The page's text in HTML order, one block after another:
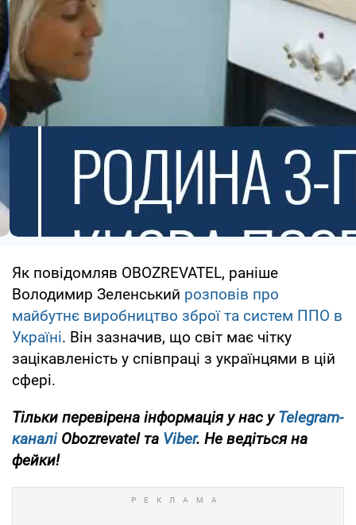
Як повідомляв OBOZREVATEL, раніше
Володимир Зеленський розповів про
майбутнє виробництво зброї та систем ППО в
Україні. Він зазначив, що світ має чітку
зацікавленість у співпраці з українцями в цій
сфері.
Тільки перевірена інформація у нас уTelegram-
каналіObozrevatel та Viber. Не ведіться на
фейки!